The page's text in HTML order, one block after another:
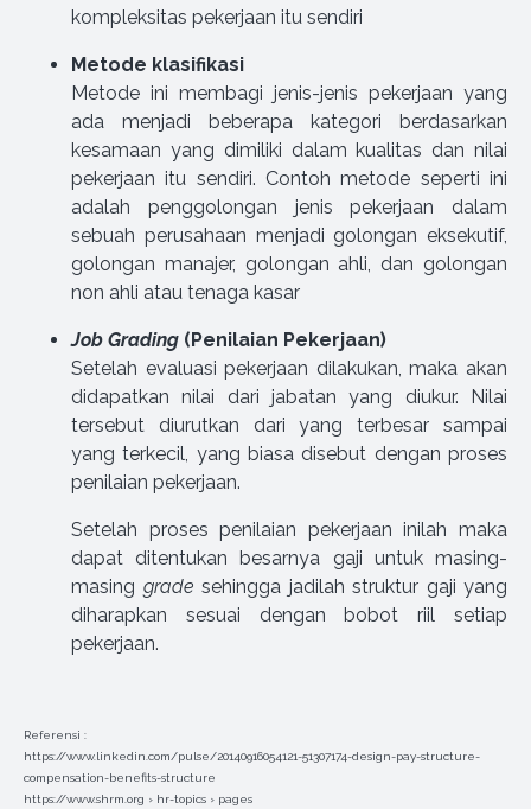
kompleksitas pekerjaan itu sendiri
Metode klasifikasi
Metode ini membagi jenis-jenis pekerjaan yang
ada menjadi beberapa kategori berdasarkan
kesamaan yang dimiliki dalam kualitas dan nilai
pekerjaan itu sendiri. Contoh metode seperti ini
adalah penggolongan jenis pekerjaan dalam
sebuah perusahaan menjadi golongan eksekutif,
golongan manajer, golongan ahli, dan golongan
non ahli atau tenaga kasar
Job Grading (Penilaian Pekerjaan)
Setelah evaluasi pekerjaan dilakukan, maka akan
didapatkan nilai dari jabatan yang diukur. Nilai
tersebut diurutkan dari yang terbesar sampai
yang terkecil, yang biasa disebut dengan proses
penilaian pekerjaan.
Setelah proses penilaian pekerjaan inilah maka
dapat ditentukan besarnya gaji untuk masing-
masing grade sehingga jadilah struktur gaji yang
diharapkan sesuai dengan bobot riil setiap
pekerjaan.
Referensi :
https://www.linkedin.com/pulse/20140916054121-51307174-design-pay-structure-
compensation-benefits-structure
https://www.shrm.org › hr-topics › pages